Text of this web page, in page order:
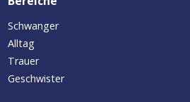
Schwanger
Alltag
Trauer
Geschwister